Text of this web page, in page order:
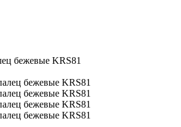
бежевые KRS81